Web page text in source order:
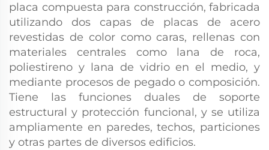
placa compuesta para construcción, fabricada
utilizando dos capas de placas de acero
revestidas de color como caras, rellenas con
materiales centrales como lana de roca,
poliestireno y lana de vidrio en el medio, y
mediante procesos de pegado o composición.
Tiene las funciones duales de soporte
estructural y protección funcional, y se utiliza
ampliamente en paredes, techos, particiones
y otras partes de diversos edificios.